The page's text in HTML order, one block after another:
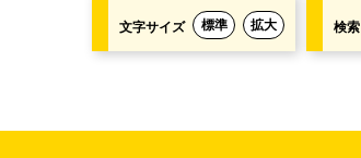
文字サイズ 標準 拡大 検索